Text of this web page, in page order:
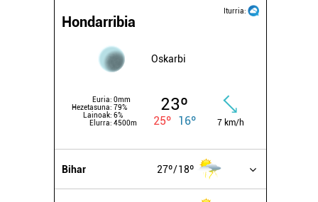
Iturria:
Hondarribia
Oskarbi
Euria: 0mm
Hezetasuna: 79%
Lainoak: 6%
Elurra: 4500m
23º
25º 16º 7 km/h
Bihar 27º 18º